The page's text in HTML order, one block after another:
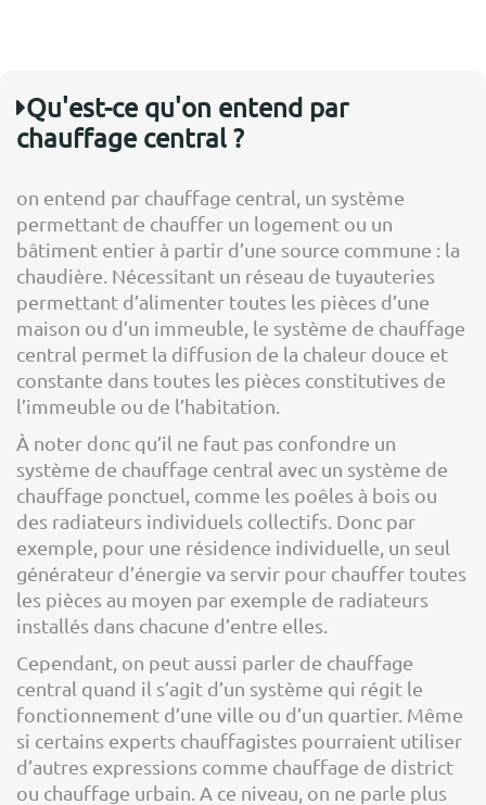
Qu'est-ce qu'on entend par
chauffage central ?
on entend par chauffage central, un système
permettant de chauffer un logement ou un
bâtiment entier à partir d’une source commune : la
chaudière. Nécessitant un réseau de tuyauteries
permettant d’alimenter toutes les pièces d’une
maison ou d’un immeuble, le système de chauffage
central permet la diffusion de la chaleur douce et
constante dans toutes les pièces constitutives de
l’immeuble ou de l’habitation.
À noter donc qu’il ne faut pas confondre un
système de chauffage central avec un système de
chauffage ponctuel, comme les poêles à bois ou
des radiateurs individuels collectifs. Donc par
exemple, pour une résidence individuelle, un seul
générateur d’énergie va servir pour chauffer toutes
les pièces au moyen par exemple de radiateurs
installés dans chacune d’entre elles.
Cependant, on peut aussi parler de chauffage
central quand il s’agit d’un système qui régit le
fonctionnement d’une ville ou d’un quartier. Même
si certains experts chauffagistes pourraient utiliser
d’autres expressions comme chauffage de district
ou chauffage urbain. A ce niveau, on ne parle plus